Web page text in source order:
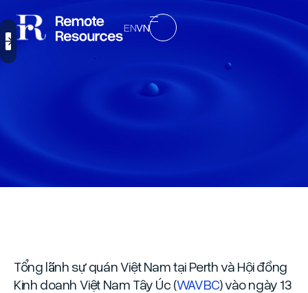
ENVN
Tổng lãnh sự quán Việt Nam tại Perth và Hội đồng
Kinh doanh Việt Nam Tây Úc (WAVBC) vào ngày 13